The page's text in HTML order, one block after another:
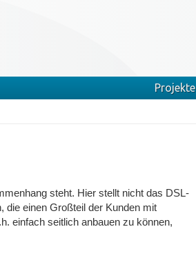
Projekte
steht. Hier stellt nicht das DSL-
die einen Großteil der Kunden mit
einfach seitlich anbauen zu können,